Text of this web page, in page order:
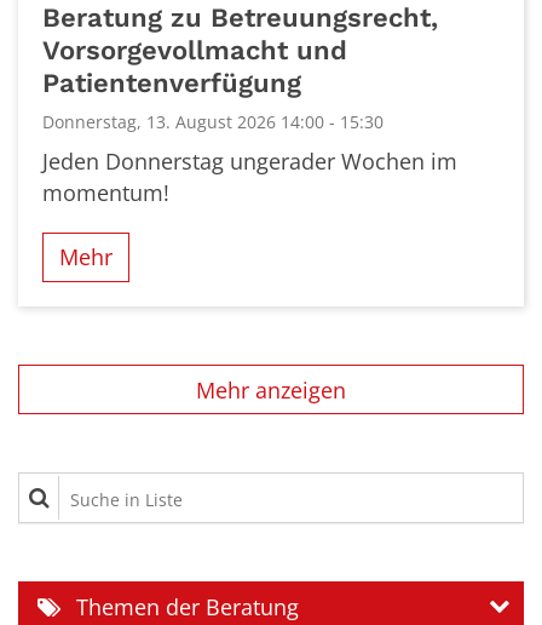
Beratung zu Betreuungsrecht,
Vorsorgevollmacht und
Patientenverfügung
Donnerstag, 13. August 2026 14:00 - 15:30
Jeden Donnerstag ungerader Wochen im
momentum!
Mehr
Mehr anzeigen
Suche in Liste
Themen der Beratung